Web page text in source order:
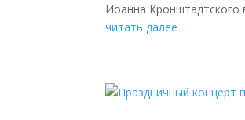
Иоанна Кронштадтского
читать далее